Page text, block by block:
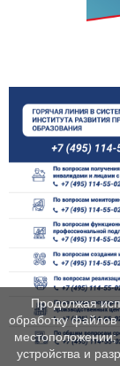
Продолжая
обработку файлов
местоположении;
устройства и